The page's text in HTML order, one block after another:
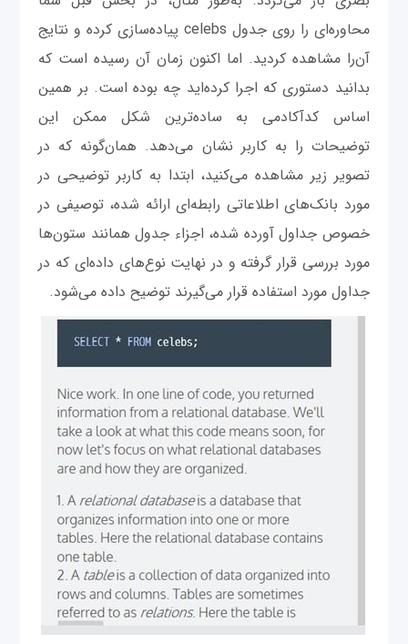
محاوره‌ای را روی جدول celebs پیاده‌سازی کرده و نتایج
آن‌را مشاهده کردید. اما اکنون زمان آن رسیده است که
بدانید دستوری که اجرا کرده‌اید چه بوده است. بر همین
اساس کدآکادمی به ساده‌ترین شکل ممکن این
توضیحات را به کاربر نشان می‌دهد. همان‌گونه که در
تصویر زیر مشاهده می‌کنید، ابتدا به کاربر توضیحی در
مورد بانک‌های اطلاعاتی رابطه‌ای ارائه شده، توصیفی در
خصوص جداول آورده شده، اجزاء جدول همانند ستون‌ها
مورد بررسی قرار گرفته و در نهایت نوع‌های داده‌ای که در
جداول مورد استفاده قرار می‌گیرند توضیح داده می‌شود.